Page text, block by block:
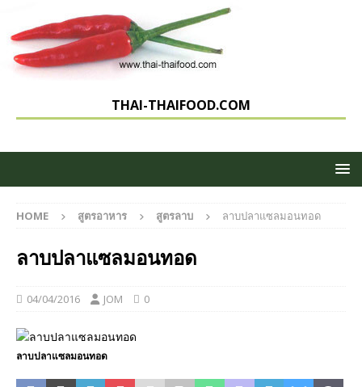
THAI-THAIFOOD.COM
HOME สูตรอาหาร สูตรลาบ ลาบปลาแซลมอนทอด
ลาบปลาแซลมอนทอด
04/04/2016 JOM 0
ลาบปลาแซลมอนทอด